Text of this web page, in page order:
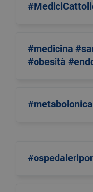
#medicina
#obesità
#metabolonica